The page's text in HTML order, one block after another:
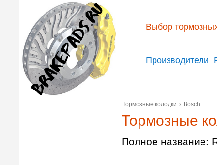
Выбор
Производители
Тормозные колодки › Bosch
Тормозные
Полное название: